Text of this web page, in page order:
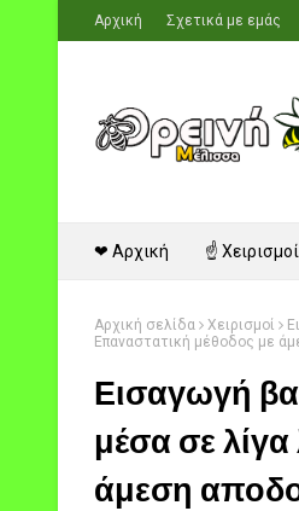
Αρχική Σχετικά με εμάς
❤ Αρχική ☝ Χειρισμοί
Αρχική σελίδα Χειρισμοί
Επαναστατική μέθοδος με
Εισαγωγή
μέσα σε
άμεση